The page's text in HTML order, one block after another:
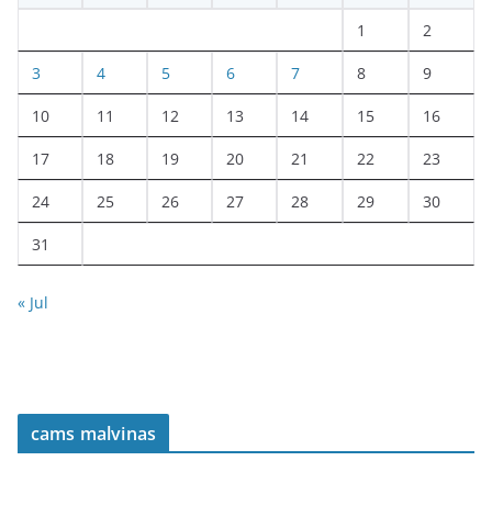
1 2
3 4 5 6 7 8 9
10 11 12 13 14 15 16
17 18 19 20 21 22 23
24 25 26 27 28 29 30
31
« Jul
cams malvinas